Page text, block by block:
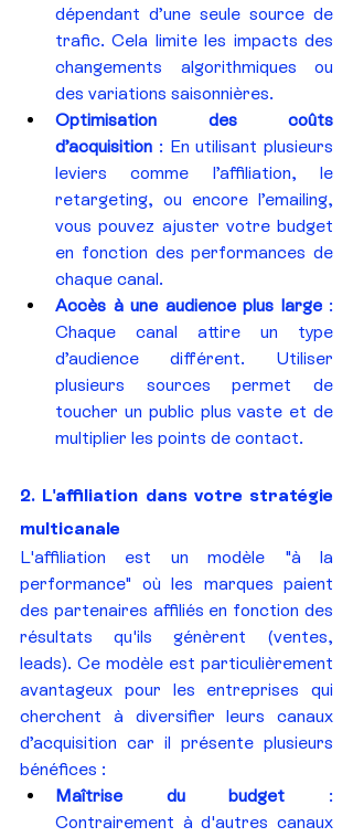
dépendant d’une seule source de
trafic. Cela limite les impacts des
changements algorithmiques ou
des variations saisonnières.
Optimisation des coûts
d’acquisition : En utilisant plusieurs
leviers comme l’affiliation, le
retargeting, ou encore l’emailing,
vous pouvez ajuster votre budget
en fonction des performances de
chaque canal.
Accès à une audience plus large :
Chaque canal attire un type
d’audience différent. Utiliser
plusieurs sources permet de
toucher un public plus vaste et de
multiplier les points de contact.
2. L'affiliation dans votre stratégie
multicanale
L'affiliation est un modèle "à la
performance" où les marques paient
des partenaires affiliés en fonction des
résultats qu'ils génèrent (ventes,
leads). Ce modèle est particulièrement
avantageux pour les entreprises qui
cherchent à diversifier leurs canaux
d’acquisition car il présente plusieurs
bénéfices :
Maîtrise du budget :
Contrairement à d'autres canaux